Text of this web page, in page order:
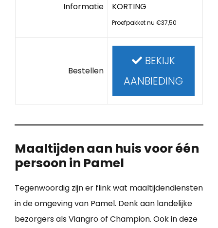
Informatie
KORTING
Proefpakket nu €37,50
Bestellen
BEKIJK
AANBIEDING
Maaltijden aan huis voor één
persoon in Pamel
Tegenwoordig zijn er flink wat maaltijdendiensten
in de omgeving van Pamel. Denk aan landelijke
bezorgers als Viangro of Champion. Ook in deze